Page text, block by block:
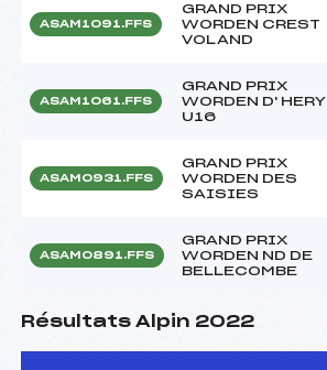
ASAM1091.FFS
GRAND PRIX
WORDEN CREST
VOLAND
ASAM1061.FFS
GRAND PRIX
WORDEN D' HERY
U16
ASAM0931.FFS
GRAND PRIX
WORDEN DES
SAISIES
ASAM0891.FFS
GRAND PRIX
WORDEN ND DE
BELLECOMBE
Résultats Alpin 2022